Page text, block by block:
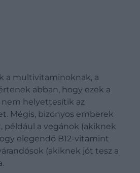
a multivitaminoknak, a
abban, hogy ezek a
helyettesítik az
Mégis, bizonyos emberek
például a vegánok (akiknek
elegendő B12-vitamint
(akiknek jót tesz a